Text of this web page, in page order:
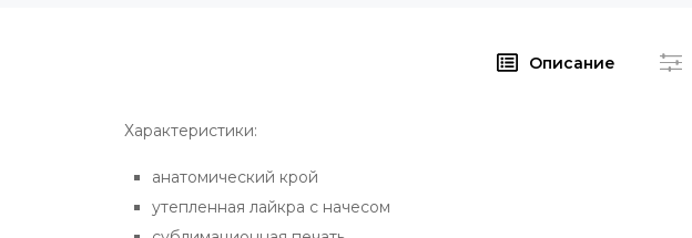
Описание
Характеристики:
анатомический крой
утепленная лайкра с начесом